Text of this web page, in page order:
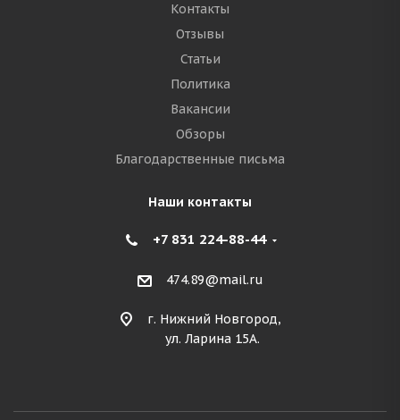
Контакты
Отзывы
Статьи
Политика
Вакансии
Обзоры
Благодарственные письма
Наши контакты
+7 831 224-88-44
474.89@mail.ru
г. Нижний Новгород,
ул. Ларина 15А.